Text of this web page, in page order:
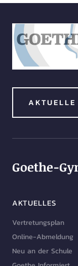
Goethe-
AKTUELLES
Vertretungsplan
Online-Abmeldung
Neu an der Schule